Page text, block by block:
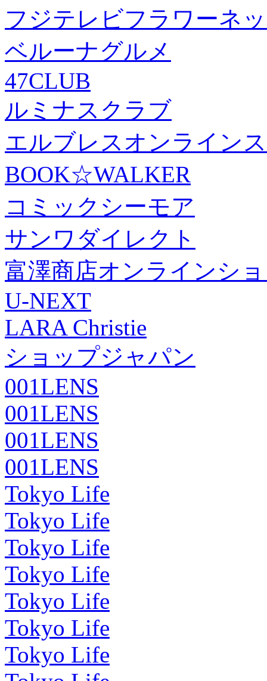
フジテレビフラワーネ
ベルーナグルメ
47CLUB
ルミナスクラブ
エルブレスオンライン
BOOK☆WALKER
コミックシーモア
サンワダイレクト
富澤商店オンラインシ
U-NEXT
LARA Christie
ショップジャパン
001LENS
001LENS
001LENS
001LENS
Tokyo Life
Tokyo Life
Tokyo Life
Tokyo Life
Tokyo Life
Tokyo Life
Tokyo Life